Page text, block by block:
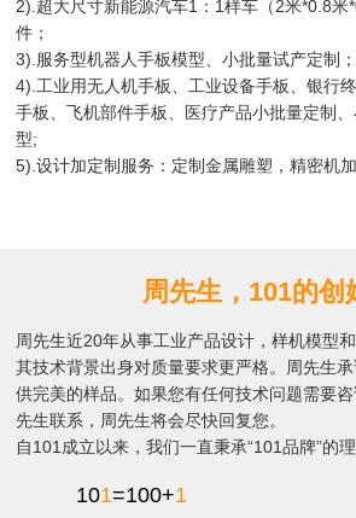
2).超大尺寸新能源汽车1：1样车（2米*0.8米
件；
3).服务型机器人手板模型、小批量试产定制；
4).工业用无人机手板、工业设备手板、银行
手板、飞机部件手板、医疗产品小批量定制
型;
5).设计加定制服务：定制金属雕塑，精密机
周先生，101的创
周先生近20年从事工业产品设计，样机模型
其技术背景出身对质量要求更严格。周先生
供完美的样品。如果您有任何技术问题需要
先生联系，周先生将会尽快回复您。
自101成立以来，我们一直秉承“101品牌”的理
101=100+1